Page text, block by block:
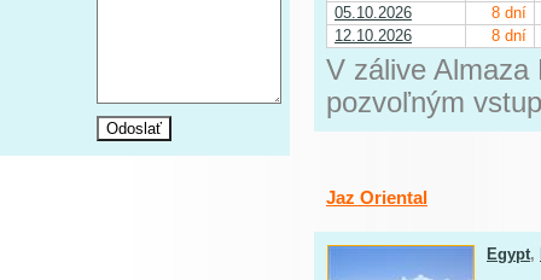
05.10.2026
8 dní
12.10.2026
8 dní
V zálive Almaza
pozvoľným
Jaz Oriental
Egypt,